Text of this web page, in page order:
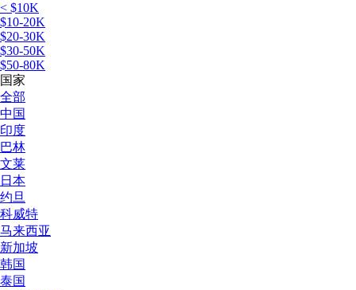
< $10K
$10-20K
$20-30K
$30-50K
$50-80K
国家
全部
中国
印度
巴林
文莱
日本
约旦
科威特
马来西亚
新加坡
韩国
泰国